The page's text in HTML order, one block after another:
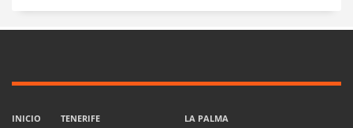
INICIO
TENERIFE
LA PALMA